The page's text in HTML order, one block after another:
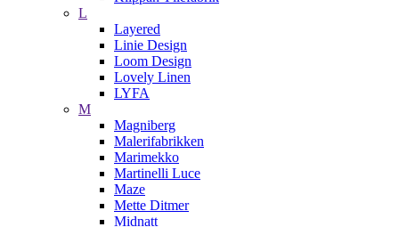
L
Layered
Linie Design
Loom Design
Lovely Linen
LYFA
M
Magniberg
Malerifabrikken
Marimekko
Martinelli Luce
Maze
Mette Ditmer
Midnatt